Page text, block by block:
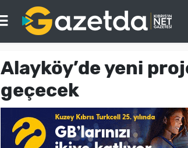
Alayköy’de yeni
geçecek